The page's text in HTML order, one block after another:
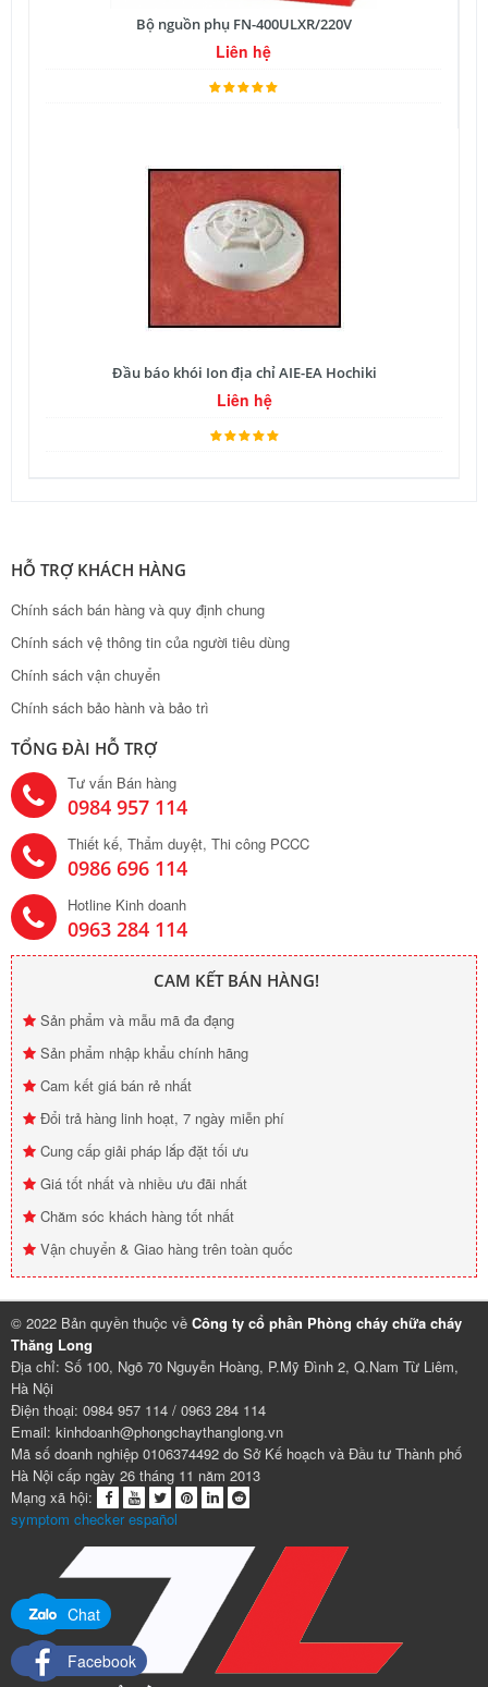
Bộ nguồn phụ FN-400ULXR/220V
Liên hệ
Đầu báo khói Ion địa chỉ AIE-EA Hochiki
Liên hệ
HỖ TRỢ KHÁCH HÀNG
Chính sách bán hàng và quy định chung
Chính sách vệ thông tin của người tiêu dùng
Chính sách vận chuyển
Chính sách bảo hành và bảo trì
TỔNG ĐÀI HỖ TRỢ
Tư vấn Bán hàng
0984 957 114
Thiết kế, Thẩm duyệt, Thi công PCCC
0986 696 114
Hotline Kinh doanh
0963 284 114
CAM KẾT BÁN HÀNG!
Sản phẩm và mẫu mã đa đạng
Sản phẩm nhập khẩu chính hãng
Cam kết giá bán rẻ nhất
Đổi trả hàng linh hoạt, 7 ngày miễn phí
Cung cấp giải pháp lắp đặt tối ưu
Giá tốt nhất và nhiều ưu đãi nhất
Chăm sóc khách hàng tốt nhất
Vận chuyển & Giao hàng trên toàn quốc
© 2022 Bản quyền thuộc về Công ty cổ phần Phòng cháy chữa cháy
Thăng Long
Địa chỉ: Số 100, Ngõ 70 Nguyễn Hoàng, P.Mỹ Đình 2, Q.Nam Từ Liêm,
Hà Nội
Điện thoại: 0984 957 114 / 0963 284 114
Email: kinhdoanh@phongchaythanglong.vn
Mã số doanh nghiệp 0106374492 do Sở Kế hoạch và Đầu tư Thành phố
Hà Nội cấp ngày 26 tháng 11 năm 2013
Mạng xã hội:
symptom checker español
Chat
Facebook